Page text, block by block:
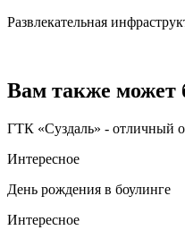
Развлекательная
Вам также может
ГТК «Суздаль» - отличный
Интересное
День рождения в боулинге
Интересное